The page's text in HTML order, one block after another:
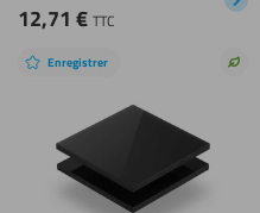
12,71 € TTC
Enregistrer
Choix